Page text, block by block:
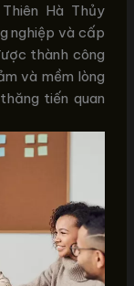
Hà Thủy
nghiệp và cấp
thành công
và mềm lòng
tiến quan